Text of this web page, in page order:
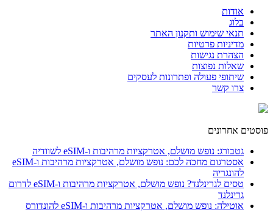
אודות
בלוג
תנאי שימוש ותקנון האתר
מדיניות פרטיות
הצהרת נגישות
שאלות נפוצות
שיתופי פעולה ופתרונות לעסקים
צרו קשר
פוסטים אחרונים
גטבורג: נופש מושלם, אטרקציות מרהיבות ו-eSIM לשוודיה
אסטרגום מחכה לכם: נופש מושלם, אטרקציות מרהיבות ו-eSIM
להונגריה
טסים לגרינלנד? נופש מושלם, אטרקציות מרהיבות ו-eSIM לדרום
גרינלנד
אוטילה: נופש מושלם, אטרקציות מרהיבות ו-eSIM להונדורס